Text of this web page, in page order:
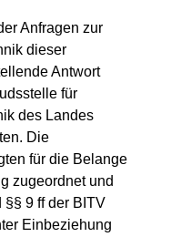
Anfragen zur
dieser
Antwort
für
des Landes
Die
für die Belange
zugeordnet und
§§ 9 ff der BITV
Einbeziehung